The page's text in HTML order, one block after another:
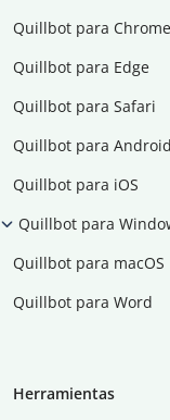
Quillbot para Chrome
Quillbot para Edge
Quillbot para Safari
Quillbot para Android
Quillbot para iOS
Quillbot para
Quillbot para macOS
Quillbot para Word
Herramientas